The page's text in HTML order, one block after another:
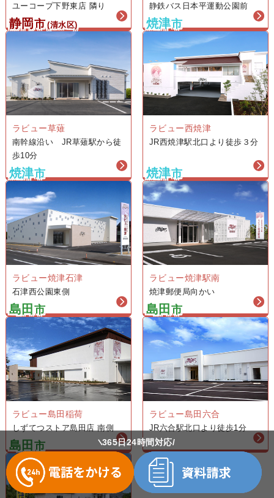
ユーコープ下野東店 隣り 静鉄バス日本平運動公園前
静岡市 (清水区)
ラビュー草薙
南幹線沿い JR草薙駅から徒
歩10分
焼津市
ラビュー西焼津
JR西焼津駅北口より徒歩３分
焼津市
ラビュー焼津石津
石津西公園東側
焼津市
ラビュー焼津駅南
焼津郵便局向かい
島田 市
ラビュー島田稲荷
しずてつストア島田店 南側
島田 市
ラビュー島田六合
JR六合駅北口より徒歩1分
島田 市 365日24時間対応